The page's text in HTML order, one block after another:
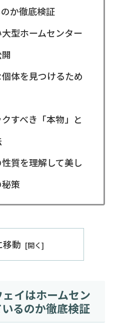
か徹底検証
型ホームセンター
体を見つけるため
すべき「本物」と
質を理解して美し
策
動
イはホームセン
るのか徹底検証